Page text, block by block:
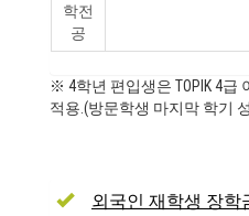
학전
공
※ 4학년 편입생은 TOPIK 4급
적용.(방문학생 마지막 학기
외국인 재학생 장학